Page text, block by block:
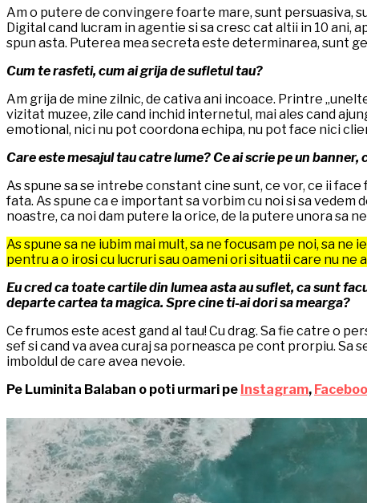
Am o putere de convingere foarte mare, sunt persuasiva,
Digital cand lucram in agentie si sa cresc cat altii in 10 ani,
spun asta. Puterea mea secreta este determinarea, sunt
Cum te rasfeti, cum ai grija de sufletul tau?
Am grija de mine zilnic, de cativa ani incoace. Printre
vizitat muzee, zile cand inchid internetul, mai ales cand
emotional, nici nu pot coordona echipa, nu pot face nici
Care este mesajul tau catre lume? Ce ai scrie pe un
As spune sa se intrebe constant cine sunt, ce vor, ce ii
fata. As spune ca e important sa vorbim cu noi si sa
noastre, ca noi dam putere la orice, de la putere unora sa
As spune sa ne iubim mai mult, sa ne focusam pe noi, sa
pentru a o irosi cu lucruri sau oameni ori situatii care nu ne
Eu cred ca toate cartile din lumea asta au suflet, ca sunt
departe cartea ta magica. Spre cine ti-ai dori sa mearga?
Ce frumos este acest gand al tau! Cu drag. Sa fie catre o
sef si cand va avea curaj sa porneasca pe cont prorpiu. Sa
imboldul de care avea nevoie.
Pe Luminita Balaban o poti urmari pe Instagram,